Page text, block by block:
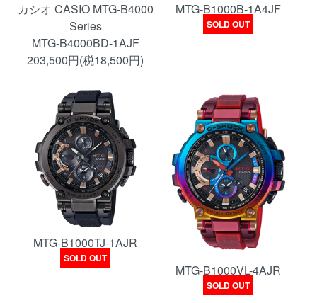
カシオ CASIO MTG-B4000
Series
MTG-B4000BD-1AJF
203,500円(税18,500円)
MTG-B1000B-1A4JF
SOLD OUT
MTG-B1000TJ-1AJR
SOLD OUT
MTG-B1000VL-4AJR
SOLD OUT